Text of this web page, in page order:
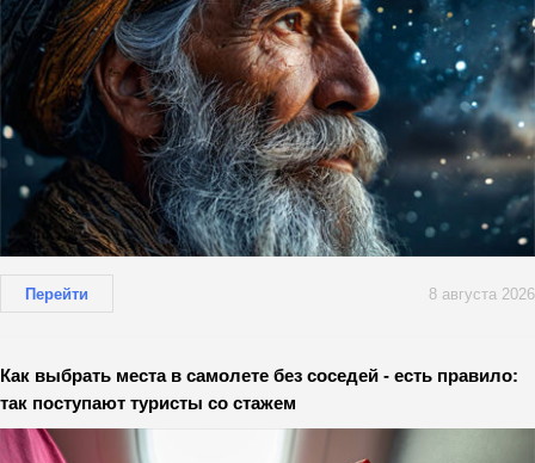
Перейти 8 августа 2026
Как выбрать места в самолете без соседей - есть правило:
так поступают туристы со стажем